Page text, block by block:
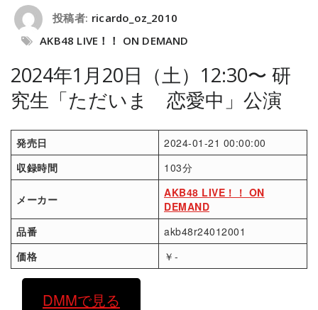
投稿者: ricardo_oz_2010
AKB48 LIVE！！ ON DEMAND
2024年1月20日（土）12:30〜 研
究生「ただいま 恋愛中」公演
発売日
2024-01-21 00:00:00
収録時間
103分
メーカー
AKB48 LIVE！！ ON
DEMAND
品番
akb48r24012001
価格
￥-
DMMで見る